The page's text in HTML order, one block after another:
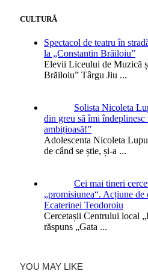
CULTURĂ
Spectacol de teatru în
la „Constantin Brăiloiu”
Elevii Liceului de Muzică
Brăiloiu” Târgu Jiu ...
Solista Nicoleta
din greu să îmi
ambițioasă!”
Adolescenta Nicoleta
de când se știe, și-a ...
Cei mai tineri
„promisiunea“. Acțiune de
Ecaterinei Teodoroiu
Cercetașii Centrului local
răspuns „Gata ...